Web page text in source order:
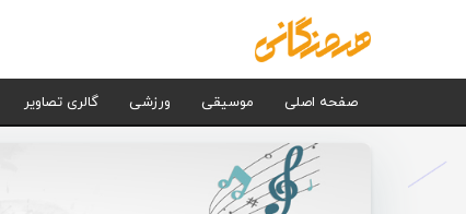
صفحه اصلی موسیقی ورزشی گالری تصاویر